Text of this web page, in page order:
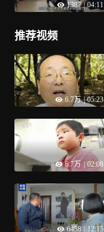
1387 | 04:11
推荐视频
6.7万 05:23
6.7万 02:08
6458 12:15